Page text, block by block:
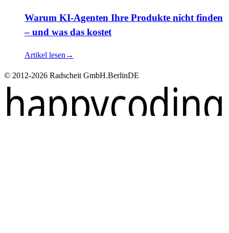
Warum KI-Agenten Ihre Produkte nicht finden
– und was das kostet
Artikel lesen →
© 2012-2026 Radscheit GmbH.BerlinDE
happycoding